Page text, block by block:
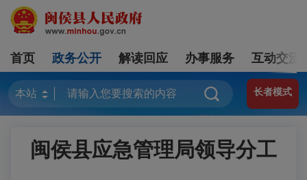
首页 政务公开 解读回应 办事服务 互动交流
长者模式
闽侯县应急管理局领导分工